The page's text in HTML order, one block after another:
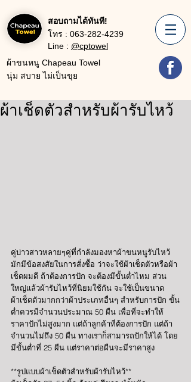
สอบถามได้ทันที!
โทร : 063-282-4239
Line : @cptowel
ผ้าขนหนู Chapeau Towel
นุ่ม สบาย ไม่เป็นขุย
ผ้าเช็ดตัวสำหรับผ้ารับไหว้
คู่บ่าวสาวหลายๆคู่ที่กำลังมองหาผ้าขนหนูรับไหว้
มักมีข้อสงสัยในการสั่งซื้อ ว่าจะใช้ผ้าเช็ดตัวหรือผ้า
เช็ดผมดี ถ้าต้องการปัก จะต้องมีขั้นต่ำไหม ส่วน
ใหญ่แล้วผ้ารับไหว้ที่นิยมใช้กัน จะใช้เป็นขนาด
ผ้าเช็ดตัวมากกว่าผ้าประเภทอื่นๆ สำหรับการปัก ขั้น
ต่ำควรมีจำนวนประมาณ 50 ผืน เพื่อที่จะทำให้
ราคาปักไม่สูงมาก แต่ถ้าลูกค้าที่ต้องการปัก แต่ถ้า
จำนวนไม่ถึง 50 ผืน ทางเราก็สามารถปักให้ได้ โดย
มีขั้นต่ำที่ 25 ผืน แต่ราคาต่อผืนจะมีราคาสูง
**รูปแบบผ้าเช็ดตัวสำหรับผ้ารับไหว้**